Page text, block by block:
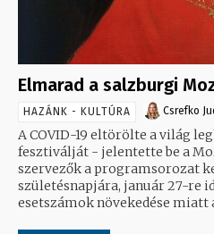
Elmarad a salzburgi
HAZÁNK - KULTÚRA Csrefko
A COVID-19 eltörölte a világ
fesztiválját - jelentette be a
szervezők a programsorozat
születésnapjára, január 27-re
esetszámok növekedése miatt